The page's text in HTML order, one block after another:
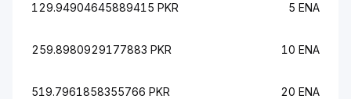
129.94904645889415 PKR 5 ENA
259.8980929177883 PKR 10 ENA
519.7961858355766 PKR 20 ENA